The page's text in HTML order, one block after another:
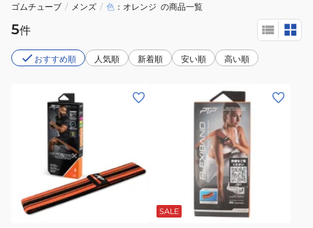
ゴムチューブ / メンズ / 色 オレンジ の商品一覧
5件
おすすめ順 人気順 新着順 安い順 高い順
SALE